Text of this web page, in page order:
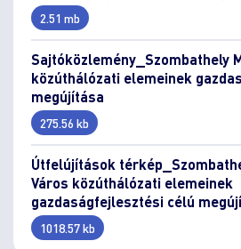
2.51 mb
Sajtóközlemény_Szombathely
közúthálózati elemeinek
megújítása
275.56 kb
Útfelújítások
Város közúthálózati elemeinek
gazdaságfejlesztési célú
1018.57 kb